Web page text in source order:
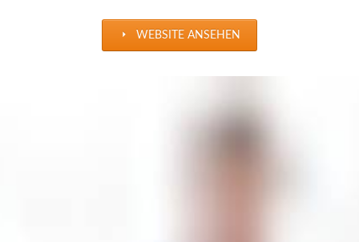
WEBSITE ANSEHEN